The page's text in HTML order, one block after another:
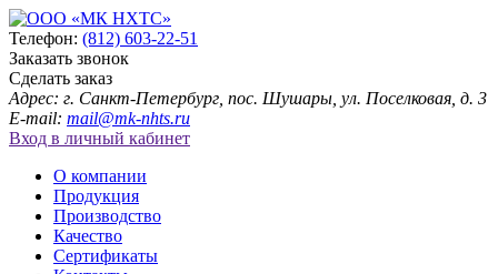
Телефон: (812) 603-22-51
Заказать звонок
Сделать заказ
Адрес: г. Санкт-Петербург, пос. Шушары, ул. Поселковая, д. 3
E-mail: mail@mk-nhts.ru
Вход в личный кабинет
О компании
Продукция
Производство
Качество
Сертификаты